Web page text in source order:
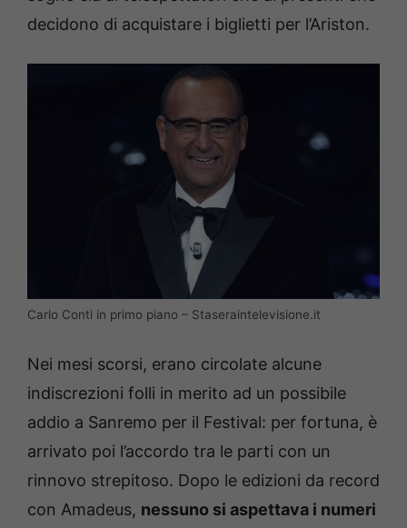
decidono di acquistare i biglietti per l’Ariston.
Carlo Conti in primo piano – Staseraintelevisione.it
Nei mesi scorsi, erano circolate alcune
indiscrezioni folli in merito ad un possibile
addio a Sanremo per il Festival: per fortuna, è
arrivato poi l’accordo tra le parti con un
rinnovo strepitoso. Dopo le edizioni da record
con Amadeus, nessuno si aspettava i numeri